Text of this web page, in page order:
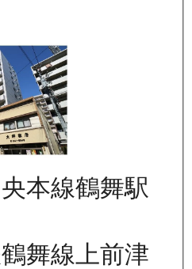
本線鶴舞駅
舞線上前津